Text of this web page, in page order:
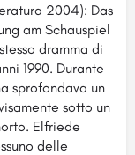
2004): Das
am Schauspiel
dramma di
1990. Durante
sprofondava un
sotto un
Elfriede
delle